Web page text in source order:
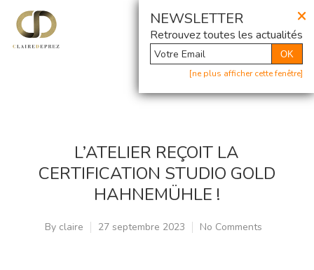
×
NEWSLETTER
Retrouvez toutes les actualités
OK
[ne plus afficher cette fenêtre]
@ Newsletter
L’ATELIER REÇOIT LA
CERTIFICATION STUDIO GOLD
HAHNEMÜHLE !
By claire 27 septembre 2023 No Comments